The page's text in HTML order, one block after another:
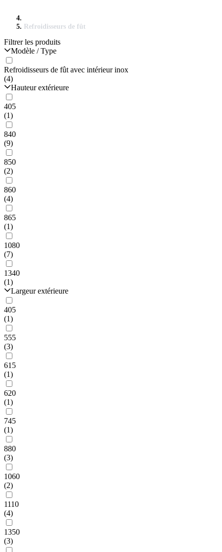
Refroidisseurs de fût
Filtrer les produits
Modèle / Type
Refroidisseurs de fût avec intérieur inox
(4)
Hauteur extérieure
405
(1)
840
(9)
850
(2)
860
(4)
865
(1)
1080
(7)
1340
(1)
Largeur extérieure
405
(1)
555
(3)
615
(1)
620
(1)
745
(1)
880
(3)
1060
(2)
1110
(4)
1350
(3)